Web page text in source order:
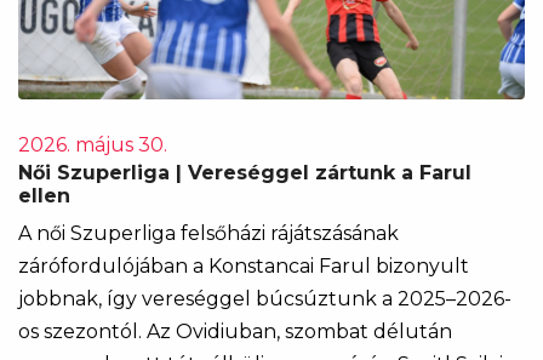
2026. május 30.
Női Szuperliga | Vereséggel zártunk a Farul
ellen
A női Szuperliga felsőházi rájátszásának
zárófordulójában a Konstancai Farul bizonyult
jobbnak, így vereséggel búcsúztunk a 2025–2026-
os szezontól. Az Ovidiuban, szombat délután